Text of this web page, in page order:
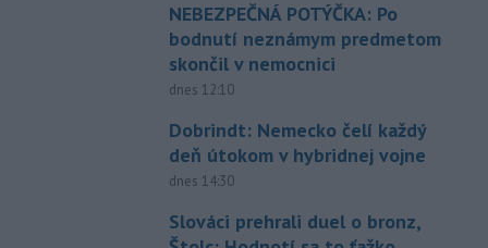
NEBEZPEČNÁ POTÝČKA: Po
bodnutí neznámym predmetom
skončil v nemocnici
dnes 12:10
Dobrindt: Nemecko čelí každý
deň útokom v hybridnej vojne
dnes 14:30
Slováci prehrali duel o bronz,